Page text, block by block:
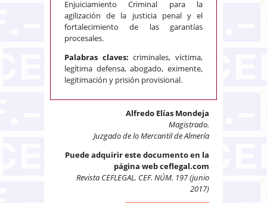
Enjuiciamiento Criminal para la
agilización de la justicia penal y el
fortalecimiento de las garantías
procesales.
Palabras claves: criminales, víctima,
legítima defensa, abogado, eximente,
legitimación y prisión provisional.
Alfredo Elías Mondeja
Magistrado.
Juzgado de lo Mercantil de Almería
Puede adquirir este documento en la
página web ceflegal.com
Revista CEFLEGAL. CEF. NÚM. 197 (junio
2017)